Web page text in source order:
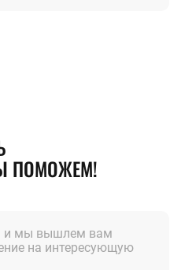
ПОМОЖЕМ!
и мы вышлем вам
на интересующую